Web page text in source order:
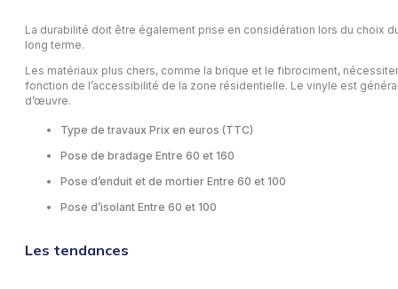
La durabilité doit être également prise en considération lors du choix
long terme.
Les matériaux plus chers, comme la brique et le fibrociment,
fonction de l’accessibilité de la zone résidentielle. Le vinyle est
d’œuvre.
Type de travaux Prix en euros (TTC)
Pose de bradage Entre 60 et 160
Pose d’enduit et de mortier Entre 60 et 100
Pose d’isolant Entre 60 et 100
Les tendances